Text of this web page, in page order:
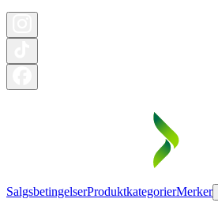
SalgsbetingelserProduktkategorierMerker